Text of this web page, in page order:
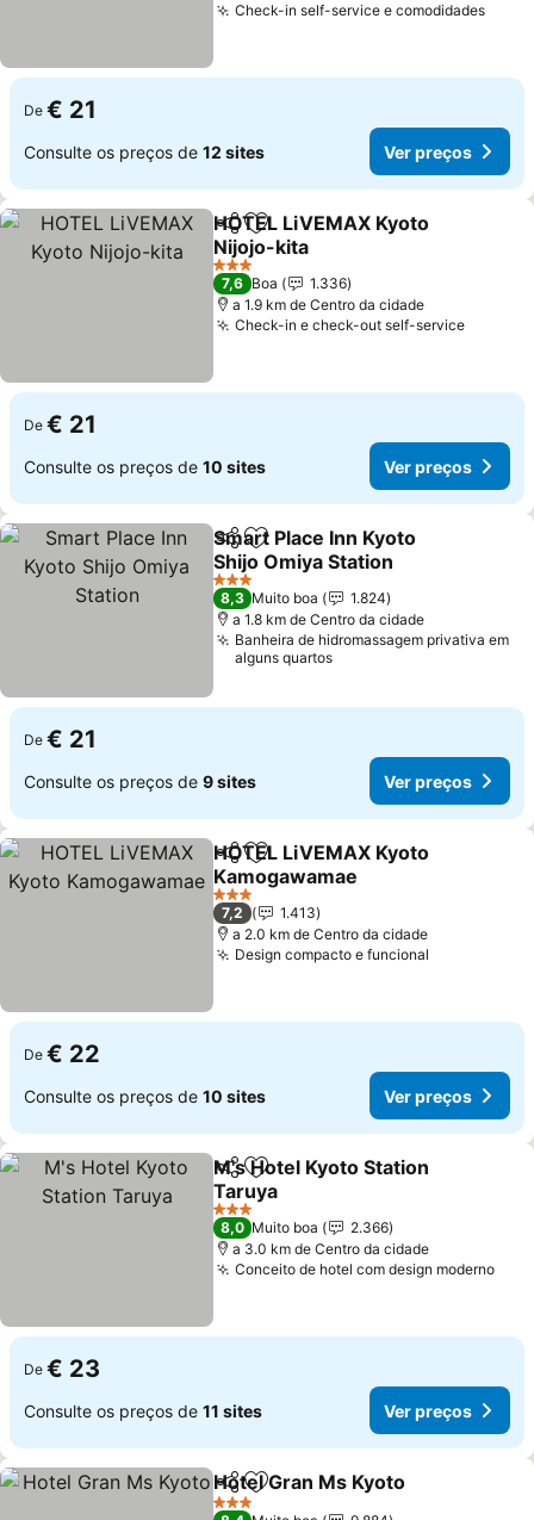
Check-in self-service e comodidadesVer
De € 21
Consulte os preços de 12 sites Ver preços
PartilharAdicionar aos favoritos
HOTEL LiVEMAX Kyoto
Nijojo-kita
Ver preços
3 Estrelas
7,6 Boa
1.336
a 1.9 km de Centro da cidade
Check-in e check-out self-serviceVer
De € 21
Consulte os preços de 10 sites Ver preços
PartilharAdicionar aos favoritos
Smart Place Inn Kyoto
Shijo Omiya Station
Ver preços
3 Estrelas
8,3 Muito boa
1.824
a 1.8 km de Centro da cidade
Banheira de hidromassagem privativa em
alguns quartos
De € 21
Consulte os preços de 9 sites Ver preços
PartilharAdicionar aos favoritos
HOTEL LiVEMAX Kyoto
Kamogawamae
Ver preços
3 Estrelas
7,2
1.413
a 2.0 km de Centro da cidade
Design compacto e funcional
De € 22
Consulte os preços de 10 sites Ver preços
PartilharAdicionar aos favoritos
M's Hotel Kyoto Station
Taruya
Ver preços
3 Estrelas
8,0 Muito boa
2.366
a 3.0 km de Centro da cidade
Conceito de hotel com design modernoVer
De € 23
Consulte os preços de 11 sites Ver preços
PartilharAdicionar aos favoritos
Hotel Gran Ms Kyoto
3 Estrelas